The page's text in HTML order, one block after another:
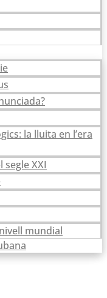
la lluita en l’era
XXI
mundial